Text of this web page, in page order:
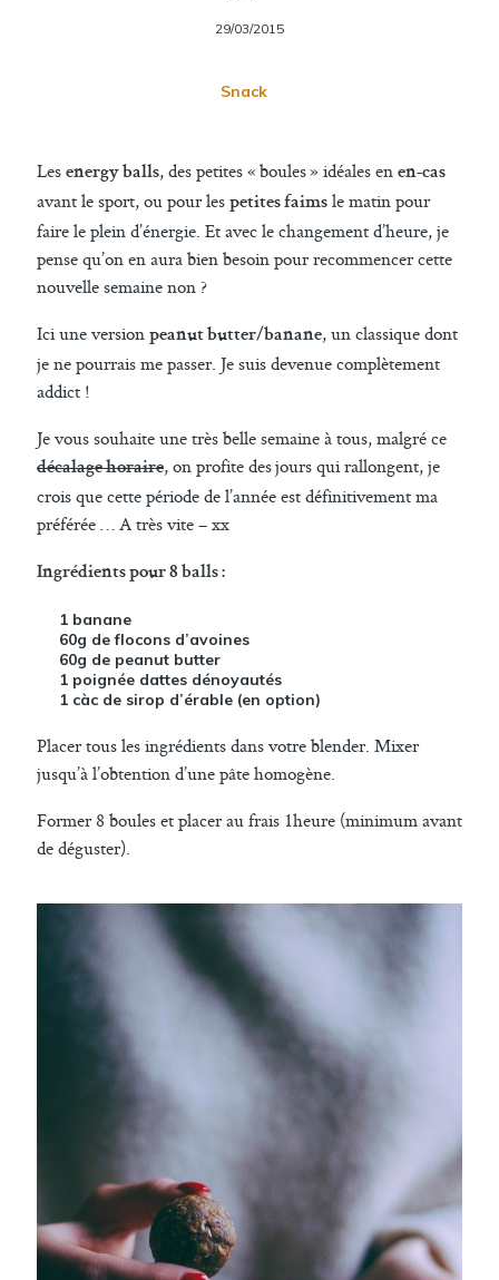
29/03/2015
Snack
Les energy balls, des petites « boules » idéales en en-cas
avant le sport, ou pour les petites faims le matin pour
faire le plein d’énergie. Et avec le changement d’heure, je
pense qu’on en aura bien besoin pour recommencer cette
nouvelle semaine non ?
Ici une version peanut butter/banane, un classique dont
je ne pourrais me passer. Je suis devenue complètement
addict !
Je vous souhaite une très belle semaine à tous, malgré ce
décalage horaire, on profite des jours qui rallongent, je
crois que cette période de l’année est définitivement ma
préférée … A très vite – xx
Ingrédients pour 8 balls :
1 banane
60g de flocons d’avoines
60g de peanut butter
1 poignée dattes dénoyautés
1 càc de sirop d’érable (en option)
Placer tous les ingrédients dans votre blender. Mixer
jusqu’à l’obtention d’une pâte homogène.
Former 8 boules et placer au frais 1heure (minimum avant
de déguster).